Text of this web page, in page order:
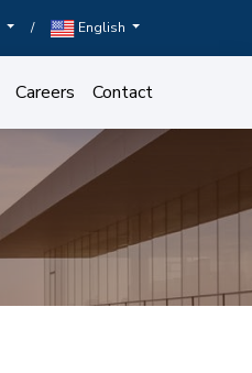
/ English
Careers Contact